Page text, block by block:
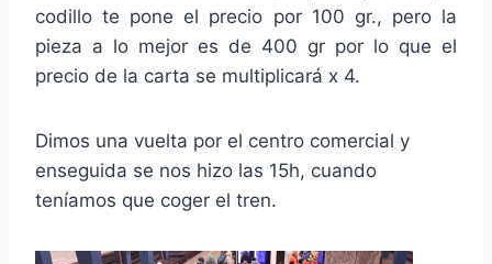
codillo te pone el precio por 100 gr., pero la
pieza a lo mejor es de 400 gr por lo que el
precio de la carta se multiplicará x 4.
Dimos una vuelta por el centro comercial y
enseguida se nos hizo las 15h, cuando
teníamos que coger el tren.